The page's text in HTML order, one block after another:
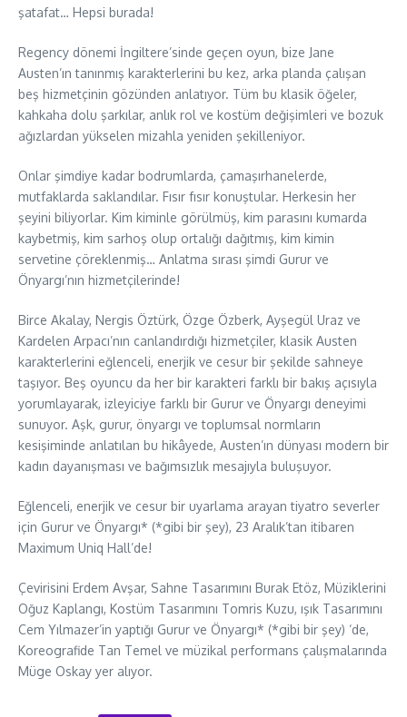
şatafat… Hepsi burada!
Regency dönemi İngiltere’sinde geçen oyun, bize Jane
Austen’ın tanınmış karakterlerini bu kez, arka planda çalışan
beş hizmetçinin gözünden anlatıyor. Tüm bu klasik öğeler,
kahkaha dolu şarkılar, anlık rol ve kostüm değişimleri ve bozuk
ağızlardan yükselen mizahla yeniden şekilleniyor.
Onlar şimdiye kadar bodrumlarda, çamaşırhanelerde,
mutfaklarda saklandılar. Fısır fısır konuştular. Herkesin her
şeyini biliyorlar. Kim kiminle görülmüş, kim parasını kumarda
kaybetmiş, kim sarhoş olup ortalığı dağıtmış, kim kimin
servetine çöreklenmiş… Anlatma sırası şimdi Gurur ve
Önyargı’nın hizmetçilerinde!
Birce Akalay, Nergis Öztürk, Özge Özberk, Ayşegül Uraz ve
Kardelen Arpacı’nın canlandırdığı hizmetçiler, klasik Austen
karakterlerini eğlenceli, enerjik ve cesur bir şekilde sahneye
taşıyor. Beş oyuncu da her bir karakteri farklı bir bakış açısıyla
yorumlayarak, izleyiciye farklı bir Gurur ve Önyargı deneyimi
sunuyor. Aşk, gurur, önyargı ve toplumsal normların
kesişiminde anlatılan bu hikâyede, Austen’ın dünyası modern bir
kadın dayanışması ve bağımsızlık mesajıyla buluşuyor.
Eğlenceli, enerjik ve cesur bir uyarlama arayan tiyatro severler
için Gurur ve Önyargı* (*gibi bir şey), 23 Aralık’tan itibaren
Maximum Uniq Hall’de!
Çevirisini Erdem Avşar, Sahne Tasarımını Burak Etöz, Müziklerini
Oğuz Kaplangı, Kostüm Tasarımını Tomris Kuzu, ışık Tasarımını
Cem Yılmazer’in yaptığı Gurur ve Önyargı* (*gibi bir şey) ‘de,
Koreografide Tan Temel ve müzikal performans çalışmalarında
Müge Oskay yer alıyor.